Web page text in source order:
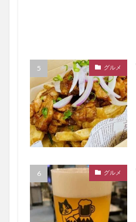
グルメ
グルメ